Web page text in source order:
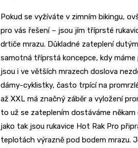
Pokud se vyžíváte v zimním bikingu,
pro vás řešení – jsou jím tříprsté
drtiče mrazu. Důkladné zateplení
samotná tříprstá koncepce, kdy máme
jsou i ve větších mrazech doslova
dámy-cyklistky, často trpící na
až XXL má značný záběr a vyložení
to už se zateplením dostáváme
jako tak jsou rukavice Hot Rak Pro
teplotách výrazně pod bodem mrazu.